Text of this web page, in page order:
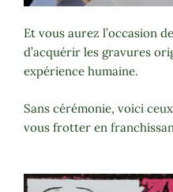
Et vous aurez l’occasion
d’acquérir les gravures
expérience humaine.
Sans cérémonie, voici
vous frotter en